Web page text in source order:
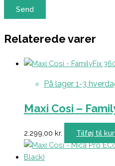
Relaterede varer
På lager 1-3
Maxi Cosi –
2.299,00 kr. Tilføj til